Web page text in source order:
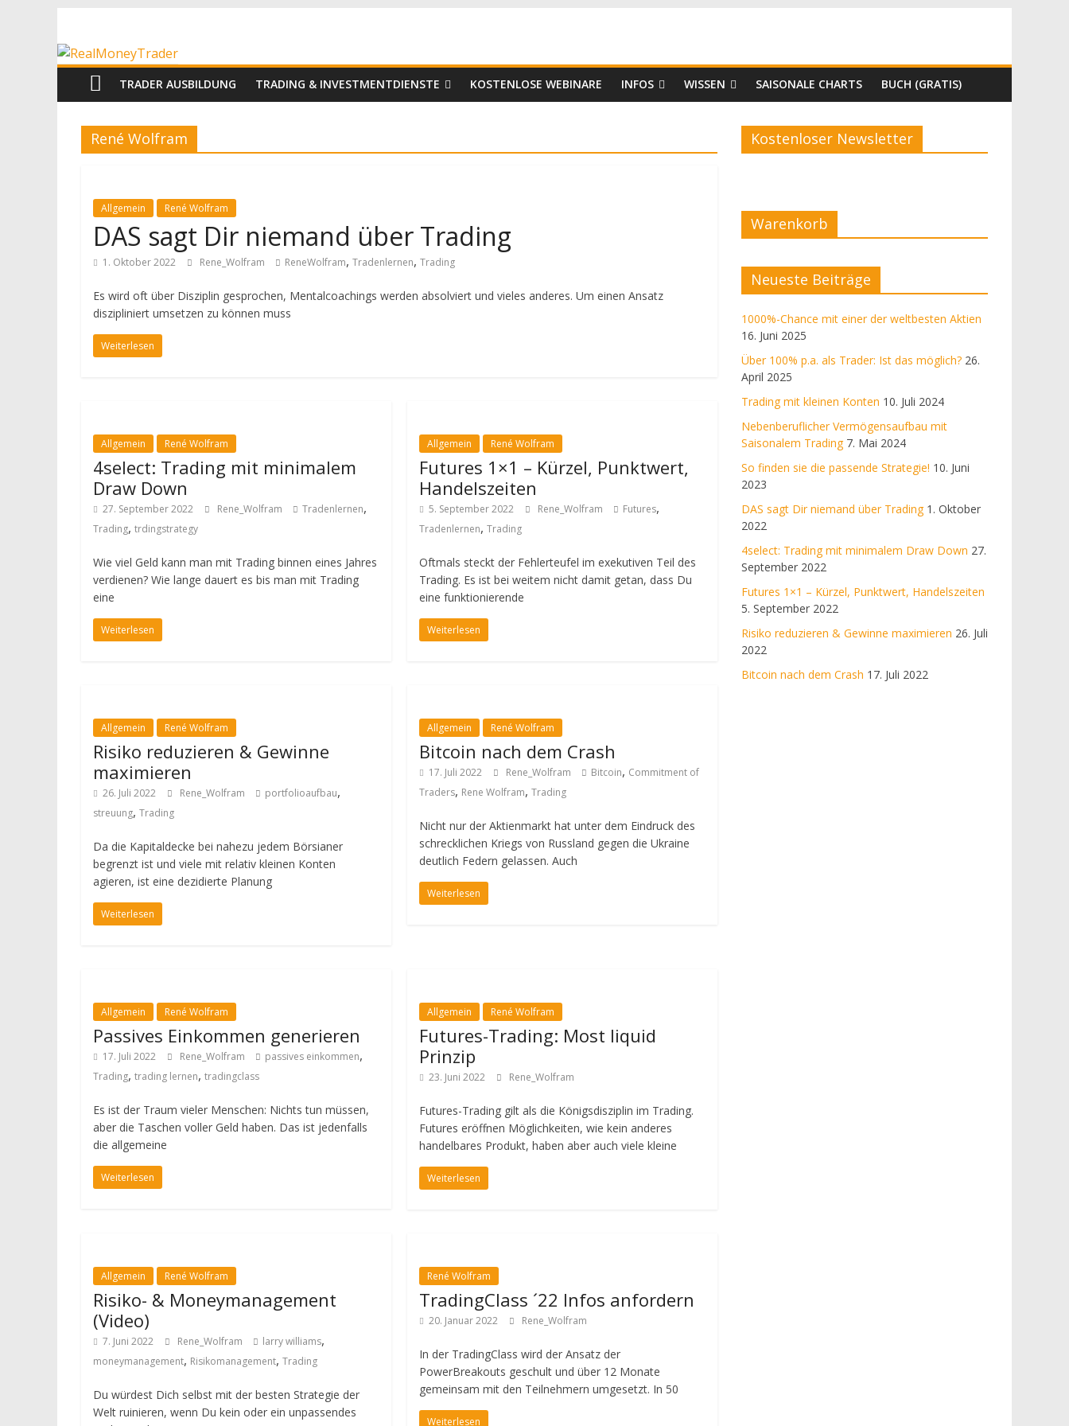
springen
RealMoneyTrader
Echtgeld-
Trading
TRADER AUSBILDUNG TRADING & INVESTMENTDIENSTE KOSTENLOSE WEBINARE INFOS WISSEN SAISONALE CHARTS BUCH (GRATIS)
René Wolfram
Allgemein René Wolfram
DAS sagt Dir niemand über Trading
1. Oktober 2022 Rene_Wolfram ReneWolfram, Tradenlernen, Trading
Es wird oft über Disziplin gesprochen, Mentalcoachings werden absolviert und vieles anderes. Um einen Ansatz
diszipliniert umsetzen zu können muss
Weiterlesen
Allgemein René Wolfram
4select: Trading mit minimalem
Draw Down
27. September 2022 Rene_Wolfram Tradenlernen,
Trading, trdingstrategy
Wie viel Geld kann man mit Trading binnen eines Jahres
verdienen? Wie lange dauert es bis man mit Trading
eine
Weiterlesen
Allgemein René Wolfram
Futures 1×1 – Kürzel, Punktwert,
Handelszeiten
5. September 2022 Rene_Wolfram Futures,
Tradenlernen,Trading
Oftmals steckt der Fehlerteufel im exekutiven Teil des
Trading. Es ist bei weitem nicht damit getan, dass Du
eine funktionierende
Weiterlesen
Allgemein René Wolfram
Risiko reduzieren & Gewinne
maximieren
26. Juli 2022 Rene_Wolfram portfolioaufbau,
streuung, Trading
Da die Kapitaldecke bei nahezu jedem Börsianer
begrenzt ist und viele mit relativ kleinen Konten
agieren, ist eine dezidierte Planung
Weiterlesen
Allgemein René Wolfram
Bitcoin nach dem Crash
17. Juli 2022 Rene_Wolfram Bitcoin, Commitment of
Traders, Rene Wolfram,Trading
Nicht nur der Aktienmarkt hat unter dem Eindruck des
schrecklichen Kriegs von Russland gegen die Ukraine
deutlich Federn gelassen. Auch
Weiterlesen
Allgemein René Wolfram
Passives Einkommen generieren
17. Juli 2022 Rene_Wolfram passives einkommen,
Trading, trading lernen, tradingclass
Es ist der Traum vieler Menschen: Nichts tun müssen,
aber die Taschen voller Geld haben. Das ist jedenfalls
die allgemeine
Weiterlesen
Allgemein René Wolfram
Futures-Trading: Most liquid
Prinzip
23. Juni 2022 Rene_Wolfram
Futures-Trading gilt als die Königsdisziplin im Trading.
Futures eröffnen Möglichkeiten, wie kein anderes
handelbares Produkt, haben aber auch viele kleine
Weiterlesen
Allgemein René Wolfram
Risiko- & Moneymanagement
(Video)
7. Juni 2022 Rene_Wolfram larry williams,
moneymanagement, Risikomanagement, Trading
Du würdest Dich selbst mit der besten Strategie der
Welt ruinieren, wenn Du kein oder ein unpassendes
René Wolfram
TradingClass ´22 Infos anfordern
20. Januar 2022 Rene_Wolfram
In der TradingClass wird der Ansatz der
PowerBreakouts geschult und über 12 Monate
gemeinsam mit den Teilnehmern umgesetzt. In 50
Weiterlesen
Kostenloser Newsletter
Warenkorb
Neueste Beiträge
1000%-Chance mit einer der weltbesten Aktien
16. Juni 2025
Über 100% p.a. als Trader: Ist das möglich? 26.
April 2025
Trading mit kleinen Konten 10. Juli 2024
Nebenberuflicher Vermögensaufbau mit
Saisonalem Trading 7. Mai 2024
So finden sie die passende Strategie! 10. Juni
2023
DAS sagt Dir niemand über Trading 1. Oktober
2022
4select: Trading mit minimalem Draw Down 27.
September 2022
Futures 1×1 – Kürzel, Punktwert, Handelszeiten
5. September 2022
Risiko reduzieren & Gewinne maximieren 26. Juli
2022
Bitcoin nach dem Crash 17. Juli 2022